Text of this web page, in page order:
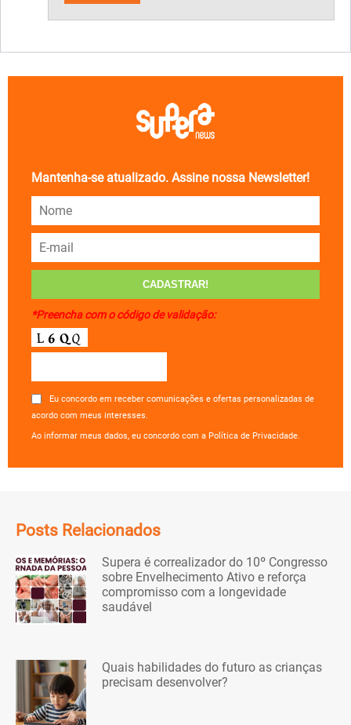
Mantenha-se atualizado. Assine nossa Newsletter!
*Preencha com o código de validação:
Eu concordo em receber comunicações e ofertas personalizadas de
acordo com meus interesses.
Ao informar meus dados, eu concordo com a Política de Privacidade.
Posts Relacionados
Supera é correalizador do 10º Congresso
sobre Envelhecimento Ativo e reforça
compromisso com a longevidade
saudável
Quais habilidades do futuro as crianças
precisam desenvolver?